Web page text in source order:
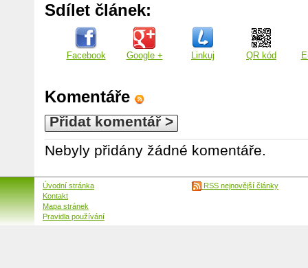
Sdílet článek:
Facebook Google + Linkuj QR kód
Komentáře
Přidat komentář >
Nebyly přidány žádné komentáře.
Úvodní stránka
Kontakt
Mapa stránek
Pravidla používání
RSS nejnovější články